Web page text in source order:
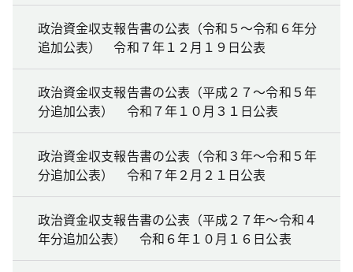
政治資金収支報告書の公表（令和５～令和６年分
追加公表） 令和７年１２月１９日公表
政治資金収支報告書の公表（平成２７～令和５年
分追加公表） 令和７年１０月３１日公表
政治資金収支報告書の公表（令和３年～令和５年
分追加公表） 令和７年２月２１日公表
政治資金収支報告書の公表（平成２７年～令和４
年分追加公表） 令和６年１０月１６日公表